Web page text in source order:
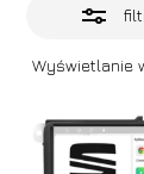
Wyświetlanie